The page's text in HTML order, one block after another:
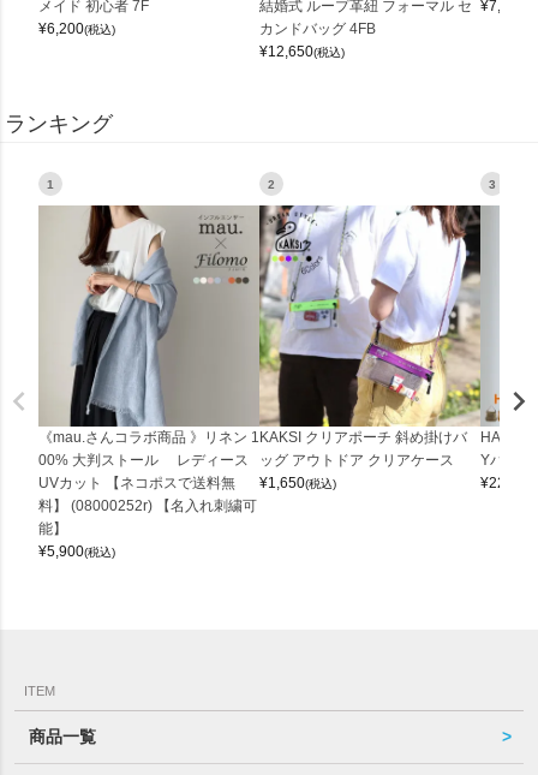
メイド 初心者 7F
¥6,200(税込)
結婚式 ループ革紐 フォーマル セ
カンドバッグ 4FB
¥12,650(税込)
¥7,150
ランキング
1
《mau.さんコラボ商品 》リネン 1
00% 大判ストール レディース
UVカット 【ネコポスで送料無
料】 (08000252r) 【名入れ刺繍可
能】
¥5,900(税込)
2
KAKSI クリアポーチ 斜め掛けバ
ッグ アウトドア クリアケース
¥1,650(税込)
3
Yバッグ
¥22,000
ITEM
商品一覧